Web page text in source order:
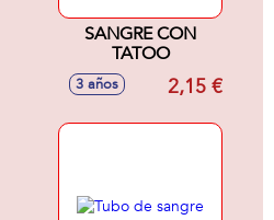
SANGRE CON
TATOO
3 años 2,15 €